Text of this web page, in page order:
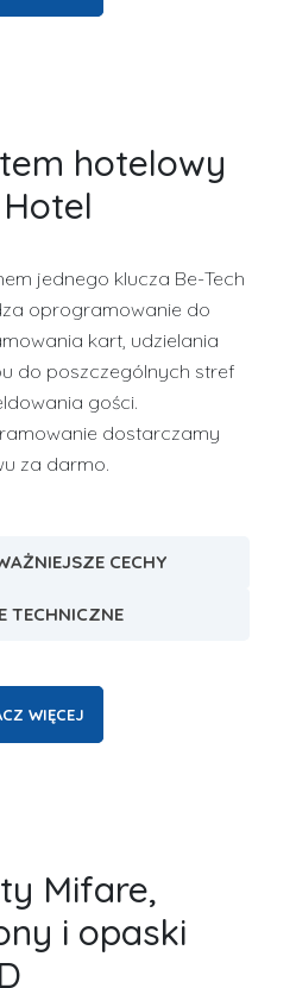
hotelowy
Hotel
jednego klucza Be-Tech
oprogramowanie do
kart, udzielania
do poszczególnych stref
gości.
dostarczamy
za darmo.
CECHY
TECHNICZNE
WIĘCEJ
Mifare,
i opaski